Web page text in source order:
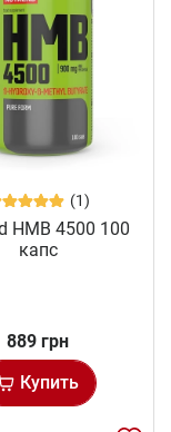
(1)
HMB 4500 100
капс
889 грн
Купить